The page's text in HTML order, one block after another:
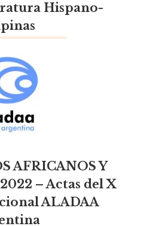
Hispano-
AFRICANOS Y
– Actas del X
ALADAA